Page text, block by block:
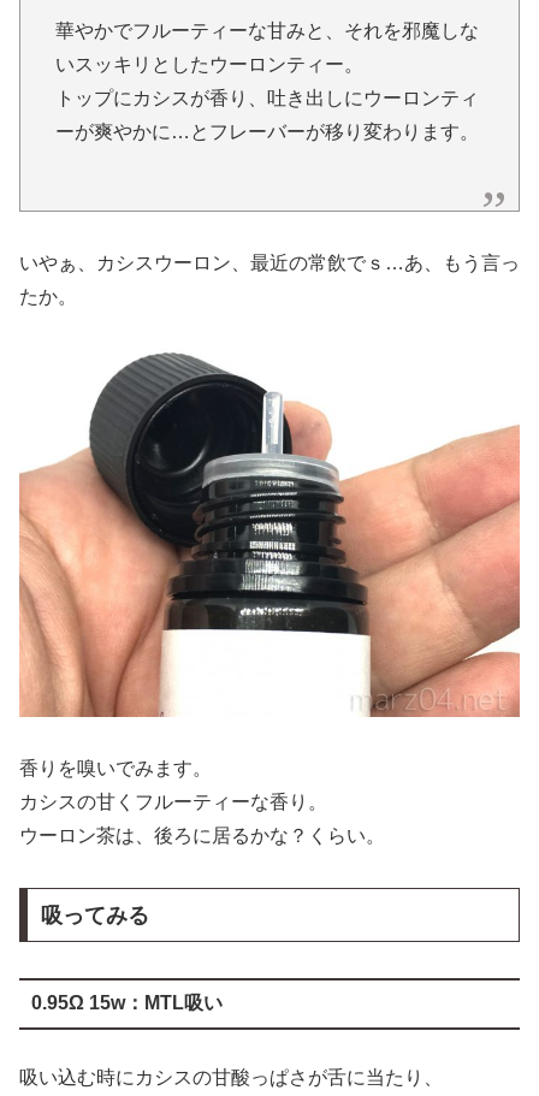
華やかでフルーティーな甘みと、それを邪魔しな
いスッキリとしたウーロンティー。
トップにカシスが香り、吐き出しにウーロンティ
ーが爽やかに…とフレーバーが移り変わります。
いやぁ、カシスウーロン、最近の常飲でｓ…あ、もう言っ
たか。
香りを嗅いでみます。
カシスの甘くフルーティーな香り。
ウーロン茶は、後ろに居るかな？くらい。
吸ってみる
0.95Ω 15w：MTL吸い
吸い込む時にカシスの甘酸っぱさが舌に当たり、